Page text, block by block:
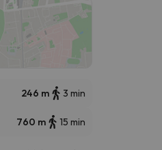
246 m 3 min
760 m 15 min